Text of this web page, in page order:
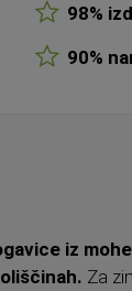
98%
90%
iz
Za